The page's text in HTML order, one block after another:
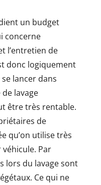
un budget
concerne
l’entretien de
donc logiquement
lancer dans
de lavage
être très rentable.
de
qu’on utilise très
véhicule. Par
lors du lavage sont
Ce qui ne